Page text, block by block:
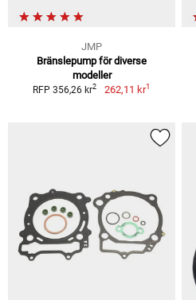
JMP
Bränslepump för diverse
modeller
RFP 356,26 kr2 262,11 kr1